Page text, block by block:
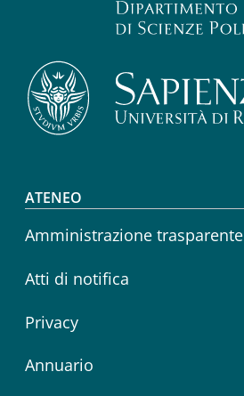
Footer menu
ATENEO
Amministrazione trasparente
Atti di notifica
Privacy
Annuario